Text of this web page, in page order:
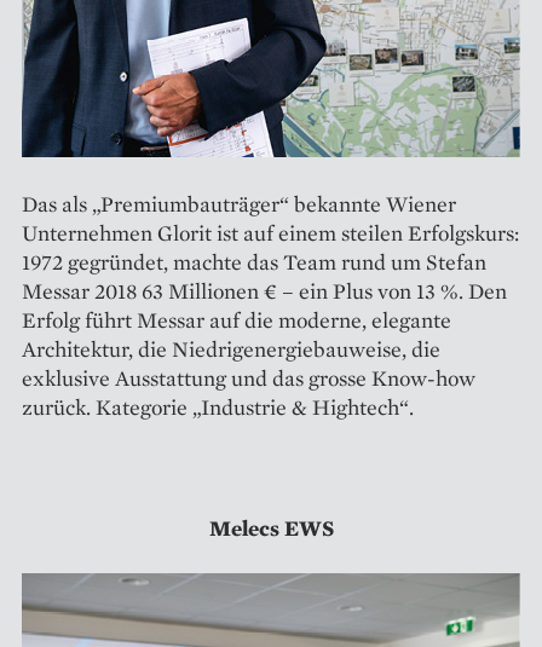
Das als „Premiumbauträger“ bekannte Wiener
Unternehmen Glorit ist auf einem steilen Erfolgskurs:
1972 gegründet, machte das Team rund um Stefan
Messar 2018 63 Millionen € – ein Plus von 13 %. Den
Erfolg führt Messar auf die moderne, elegante
Architektur, die Niedrigenergiebauweise, die
exklusive Ausstattung und das grosse Know-how
zurück. Kategorie „Industrie & Hightech“.
Melecs EWS